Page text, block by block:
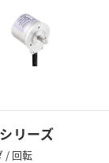
リーズ
/ 回転